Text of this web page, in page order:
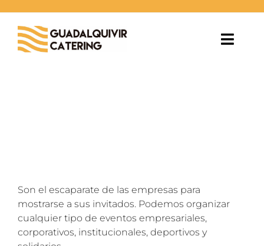
contenido
NOSOTROS
Son el escaparate de las empresas para
mostrarse a sus invitados. Podemos organizar
cualquier tipo de eventos empresariales,
corporativos, institucionales, deportivos y